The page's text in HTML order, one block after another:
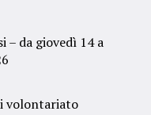
– da giovedì 14 a
volontariato